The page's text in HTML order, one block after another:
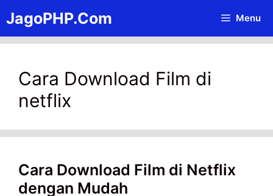
to
content
JagoPHP.Com Menu
Cara Download Film di
netflix
Cara Download Film di Netflix
dengan Mudah